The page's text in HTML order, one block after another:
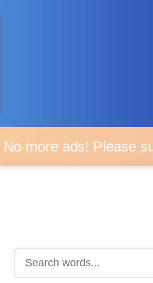
more ads! Please